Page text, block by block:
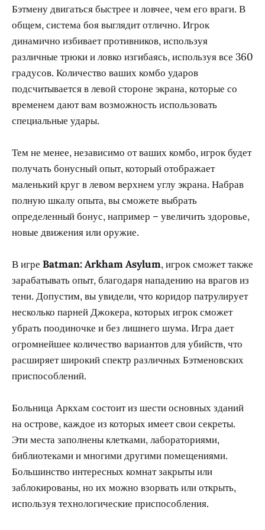
Бэтмену двигаться быстрее и ловчее, чем его враги. В
общем, система боя выглядит отлично. Игрок
динамично избивает противников, используя
различные трюки и ловко изгибаясь, используя все 360
градусов. Количество ваших комбо ударов
подсчитывается в левой стороне экрана, которые со
временем дают вам возможность использовать
специальные удары.
Тем не менее, независимо от ваших комбо, игрок будет
получать бонусный опыт, который отображает
маленький круг в левом верхнем углу экрана. Набрав
полную шкалу опыта, вы сможете выбрать
определенный бонус, например – увеличить здоровье,
новые движения или оружие.
В игре Batman: Arkham Asylum, игрок сможет также
зарабатывать опыт, благодаря нападению на врагов из
тени. Допустим, вы увидели, что коридор патрулирует
несколько парней Джокера, которых игрок сможет
убрать поодиночке и без лишнего шума. Игра дает
огромнейшее количество вариантов для убийств, что
расширяет широкий спектр различных Бэтменовских
приспособлений.
Больница Аркхам состоит из шести основных зданий
на острове, каждое из которых имеет свои секреты.
Эти места заполнены клетками, лабораториями,
библиотеками и многими другими помещениями.
Большинство интересных комнат закрыты или
заблокированы, но их можно взорвать или открыть,
используя технологические приспособления.